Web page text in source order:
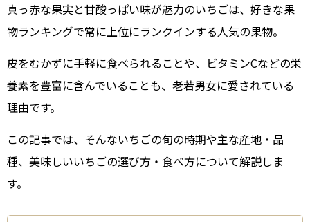
真っ赤な果実と甘酸っぱい味が魅力のいちごは、好きな果
物ランキングで常に上位にランクインする人気の果物。
皮をむかずに手軽に食べられることや、ビタミンCなどの栄
養素を豊富に含んでいることも、老若男女に愛されている
理由です。
この記事では、そんないちごの旬の時期や主な産地・品
種、美味しいいちごの選び方・食べ方について解説しま
す。